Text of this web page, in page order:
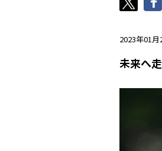
2023年01月
未来へ